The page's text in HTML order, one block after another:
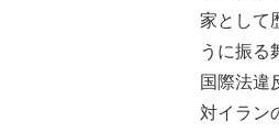
家として
うに振る
国際法違
対イラン